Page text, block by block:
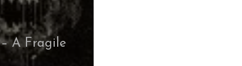
A Fragile